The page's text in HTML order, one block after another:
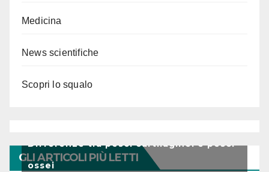
Medicina
News scientifiche
Scopri lo squalo
GLI ARTICOLI PIÙ LETTI
Differenze tra pesci cartilaginei e pesci
ossei